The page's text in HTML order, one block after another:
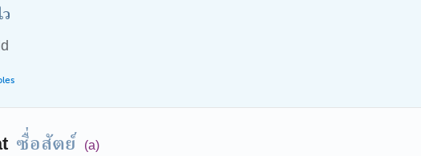
ซื่อสัตย์ (a)